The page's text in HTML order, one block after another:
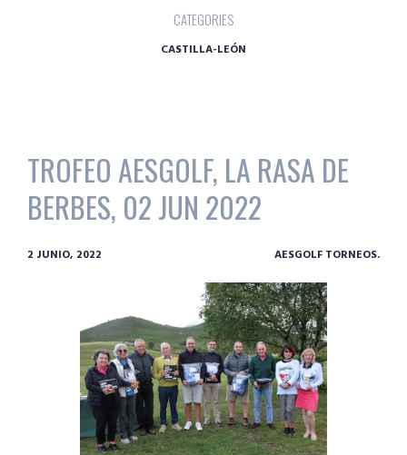
CATEGORIES
CASTILLA-LEÓN
TROFEO AESGOLF, LA RASA DE
BERBES, 02 JUN 2022
2 JUNIO, 2022 AESGOLF TORNEOS.